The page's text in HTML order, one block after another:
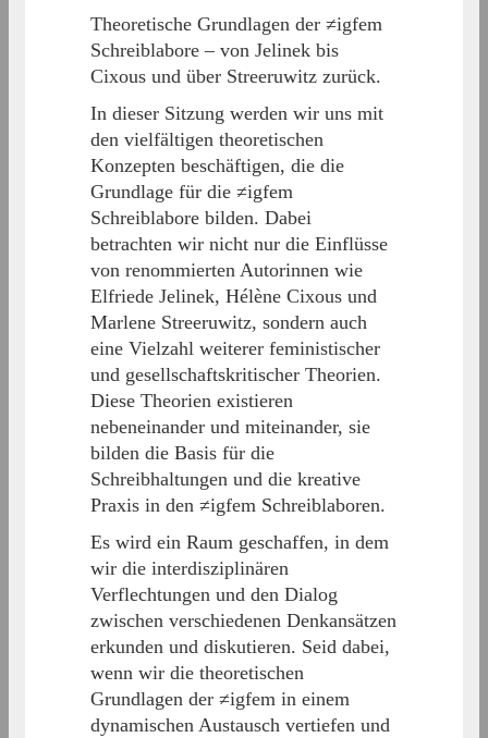
Theoretische Grundlagen der ≠igfem
Schreiblabore – von Jelinek bis
Cixous und über Streeruwitz zurück.
In dieser Sitzung werden wir uns mit
den vielfältigen theoretischen
Konzepten beschäftigen, die die
Grundlage für die ≠igfem
Schreiblabore bilden. Dabei
betrachten wir nicht nur die Einflüsse
von renommierten Autorinnen wie
Elfriede Jelinek, Hélène Cixous und
Marlene Streeruwitz, sondern auch
eine Vielzahl weiterer feministischer
und gesellschaftskritischer Theorien.
Diese Theorien existieren
nebeneinander und miteinander, sie
bilden die Basis für die
Schreibhaltungen und die kreative
Praxis in den ≠igfem Schreiblaboren.
Es wird ein Raum geschaffen, in dem
wir die interdisziplinären
Verflechtungen und den Dialog
zwischen verschiedenen Denkansätzen
erkunden und diskutieren. Seid dabei,
wenn wir die theoretischen
Grundlagen der ≠igfem in einem
dynamischen Austausch vertiefen und